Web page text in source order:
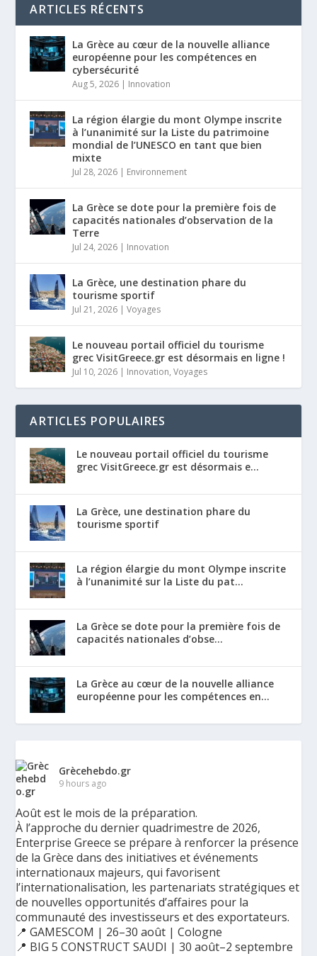
ARTICLES RÉCENTS
La Grèce au cœur de la nouvelle alliance
européenne pour les compétences en
cybersécurité
Aug 5, 2026 | Innovation
La région élargie du mont Olympe inscrite
à l’unanimité sur la Liste du patrimoine
mondial de l’UNESCO en tant que bien
mixte
Jul 28, 2026 | Environnement
La Grèce se dote pour la première fois de
capacités nationales d’observation de la
Terre
Jul 24, 2026 | Innovation
La Grèce, une destination phare du
tourisme sportif
Jul 21, 2026 |Voyages
Le nouveau portail officiel du tourisme
grec VisitGreece.gr est désormais en ligne !
Jul 10, 2026 | Innovation,Voyages
ARTICLES POPULAIRES
Le nouveau portail officiel du tourisme
grec VisitGreece.gr est désormais e...
La Grèce, une destination phare du
tourisme sportif
La région élargie du mont Olympe inscrite
à l’unanimité sur la Liste du pat...
La Grèce se dote pour la première fois de
capacités nationales d’obse...
La Grèce au cœur de la nouvelle alliance
européenne pour les compétences en...
Grècehebdo.gr
9 hours ago
Août est le mois de la préparation.
À l’approche du dernier quadrimestre de 2026,
Enterprise Greece se prépare à renforcer la présence
de la Grèce dans des initiatives et événements
internationaux majeurs, qui favorisent
l’internationalisation, les partenariats stratégiques et
de nouvelles opportunités d’affaires pour la
communauté des investisseurs et des exportateurs.
📍 GAMESCOM | 26–30 août | Cologne
📍 BIG 5 CONSTRUCT SAUDI | 30 août–2 septembre